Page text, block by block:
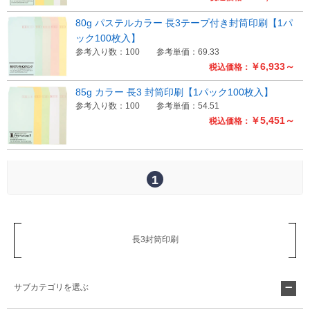
税込価格： ￥6,933～
80g パステルカラー 長3テープ付き封筒印刷【1パ
ック100枚入】
参考入り数：100 参考単価：69.33
税込価格： ￥5,451～
85g カラー 長3 封筒印刷【1パック100枚入】
参考入り数：100 参考単価：54.51
1
長3封筒印刷
サブカテゴリを選ぶ